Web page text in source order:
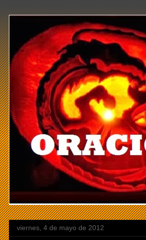
viernes, 4 de mayo de 2012